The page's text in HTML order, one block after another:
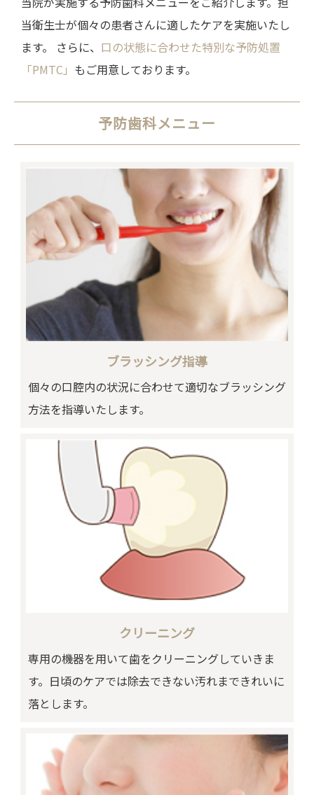
当衛生士が個々の患者さんに適したケアを実施いたし
ます。 さらに、 口の状態に合わせた特別な予防処置
「PMTC」 もご用意しております。
予防歯科メニュー
ブラッシング指導
個々の口腔内の状況に合わせて適切なブラッシング
方法を指導いたします。
クリーニング
専用の機器を用いて歯をクリーニングしていきま
す。日頃のケアでは除去できない汚れまできれいに
落とします。